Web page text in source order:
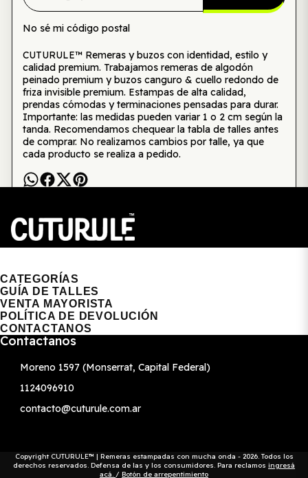
No sé mi código postal
CUTURULE™ Remeras y buzos con identidad, estilo y
calidad premium. Trabajamos remeras de algodón
peinado premium y buzos canguro & cuello redondo de
friza invisible premium. Estampas de alta calidad,
prendas cómodas y terminaciones pensadas para durar.
Importante: las medidas pueden variar 1 o 2 cm según la
tanda. Recomendamos chequear la tabla de talles antes
de comprar. No realizamos cambios por talle, ya que
cada producto se realiza a pedido.
CATEGORÍAS
GUÍA DE TALLES
VENTA MAYORISTA
POLÍTICA DE DEVOLUCIÓN
CONTACTANOS
Contactanos
Moreno 1597 (Monserrat, Capital Federal)
1124096910
contacto@cuturule.com.ar
Copyright CUTURULE™ | Remeras estampadas con mucha onda - 2026. Todos los
derechos reservados. Defensa de las y los consumidores. Para reclamos ingresá
acá. / Botón de arrepentimiento